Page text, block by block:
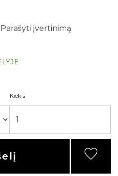
Parašyti įvertinimą
Kiekis